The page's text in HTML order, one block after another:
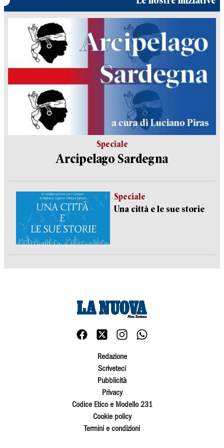
Speciale
Arcipelago Sardegna
Speciale
Una città e le sue storie
Redazione
Scriveteci
Pubblicità
Privacy
Codice Etico e Modello 231
Cookie policy
Termini e condizioni